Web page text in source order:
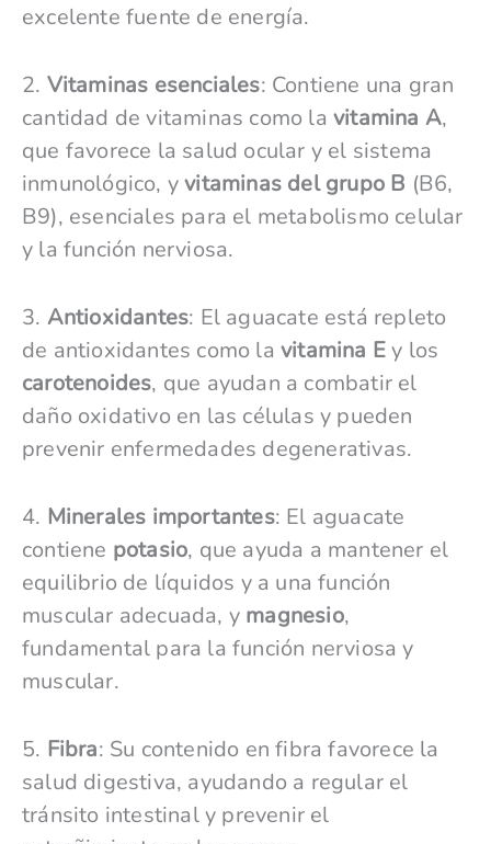
excelente fuente de energía.
2. Vitaminas esenciales: Contiene una gran
cantidad de vitaminas como la vitamina A,
que favorece la salud ocular y el sistema
inmunológico, yvitaminas del grupo B (B6,
B9), esenciales para el metabolismo celular
y la función nerviosa.
3. Antioxidantes: El aguacate está repleto
de antioxidantes como la vitamina Ey los
carotenoides, que ayudan a combatir el
daño oxidativo en las células y pueden
prevenir enfermedades degenerativas.
4. Minerales importantes: El aguacate
contiene potasio, que ayuda a mantener el
equilibrio de líquidos y a una función
muscular adecuada, y magnesio,
fundamental para la función nerviosa y
muscular.
5. Fibra: Su contenido en fibra favorece la
salud digestiva, ayudando a regular el
tránsito intestinal y prevenir el